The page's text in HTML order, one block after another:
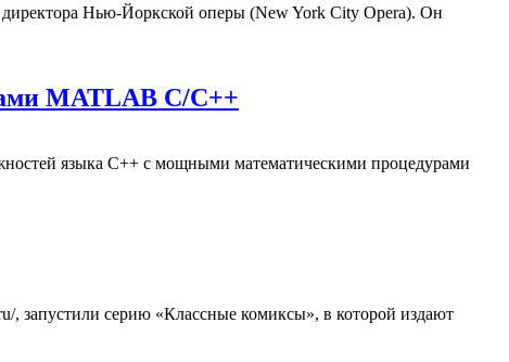
Нью-Йоркской оперы (New York City Opera). Он
MATLAB C/C++
языка С++ с мощными математическими процедурами
, запустили серию «Классные комиксы», в которой издают